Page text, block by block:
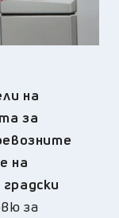
на
за
на
за